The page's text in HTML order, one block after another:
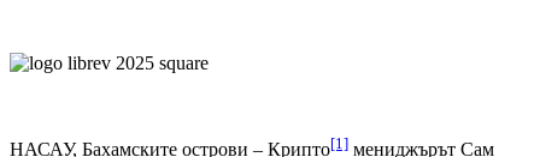
НАСАУ, Бахамските острови – Крипто[1] мениджърът Сам